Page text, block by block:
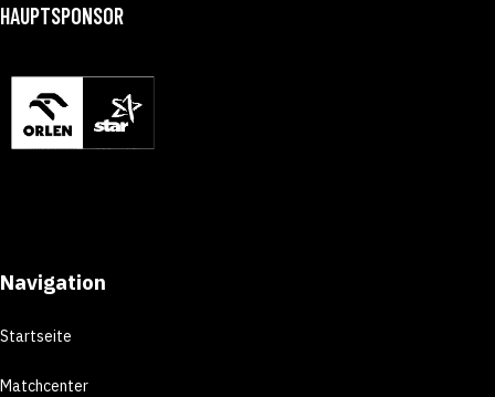
HAUPTSPONSOR
Navigation
Startseite
Matchcenter